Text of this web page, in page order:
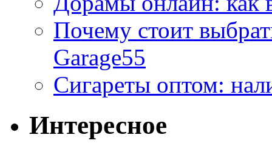
Почему стоит
Garage55
Сигареты оптом:
Интересное